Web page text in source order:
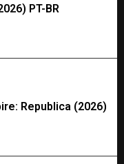
PT-BR
Republica (2026)